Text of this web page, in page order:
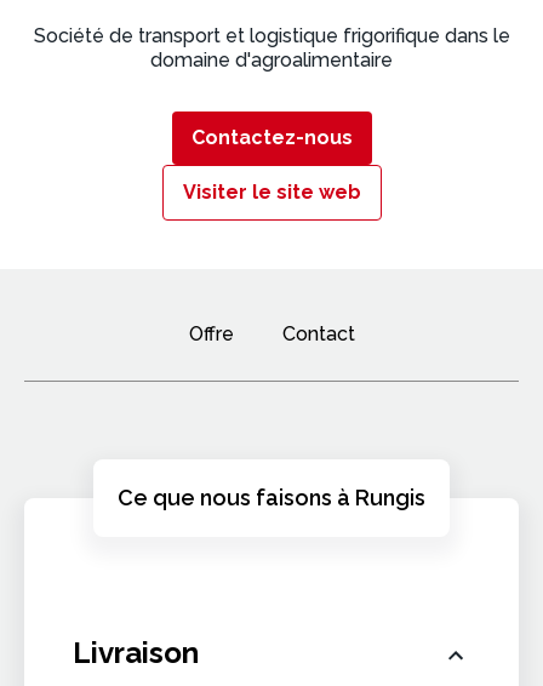
Société de transport et logistique frigorifique dans le
domaine d'agroalimentaire
Contactez-nous
Visiter le site web
Offre Contact
Ce que nous faisons à Rungis
Livraison